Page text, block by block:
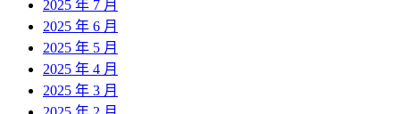
2025 年 7 月
2025 年 6 月
2025 年 5 月
2025 年 4 月
2025 年 3 月